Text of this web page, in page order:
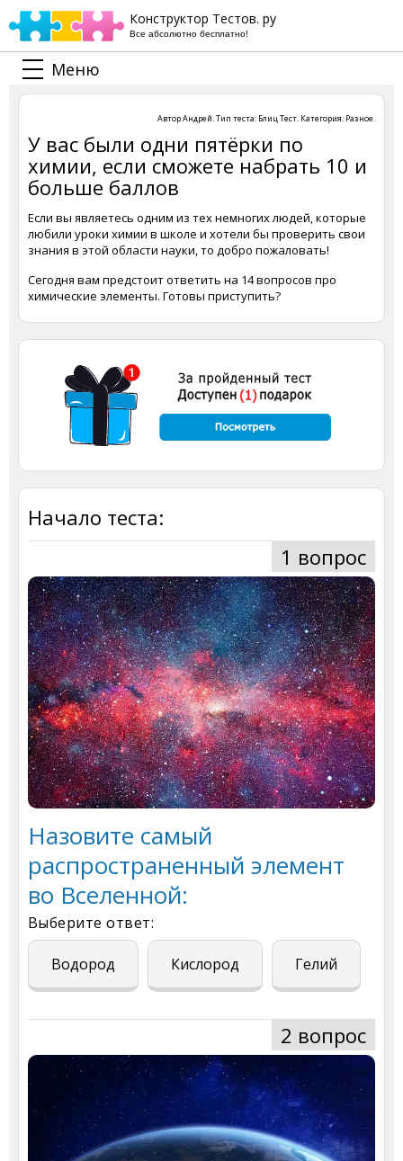
Конструктор Тестов. ру
Все абсолютно бесплатно!
Меню
АвторАндрей. Тип теста: Блиц Тест. Категория: Разное.
У вас были одни пятёрки по
химии, если сможете набрать 10 и
больше баллов
Если вы являетесь одним из тех немногих людей, которые
любили уроки химии в школе и хотели бы проверить свои
знания в этой области науки, то добро пожаловать!
Сегодня вам предстоит ответить на 14 вопросов про
химические элементы. Готовы приступить?
Начало теста:
1 вопрос
Назовите самый
распространенный элемент
во Вселенной:
Выберите ответ:
Водород Кислород Гелий
2 вопрос